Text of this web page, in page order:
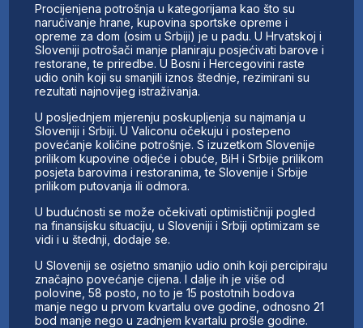
Procijenjena potrošnja u kategorijama kao što su
naručivanje hrane, kupovina sportske opreme i
opreme za dom (osim u Srbiji) je u padu. U Hrvatskoj i
Sloveniji potrošači manje planiraju posjećivati ​​barove i
restorane, te priredbe. U Bosni i Hercegovini raste
udio onih koji su smanjili iznos štednje, rezimirani su
rezultati najnovijeg istraživanja.
U posljednjem mjerenju poskupljenja su najmanja u
Sloveniji i Srbiji. U Valiconu očekuju i postepeno
povećanje količine potrošnje. S izuzetkom Slovenije
prilikom kupovine odjeće i obuće, BiH i Srbije prilikom
posjeta barovima i restoranima, te Slovenije i Srbije
prilikom putovanja ili odmora.
U budućnosti se može očekivati ​​optimističniji pogled
na finansijsku situaciju, u Sloveniji i Srbiji optimizam se
vidi i u štednji, dodaje se.
U Sloveniji se osjetno smanjio udio onih koji percipiraju
značajno povećanje cijena. I dalje ih je više od
polovine, 58 posto, no to je 15 postotnih bodova
manje nego u prvom kvartalu ove godine, odnosno 21
bod manje nego u zadnjem kvartalu prošle godine.